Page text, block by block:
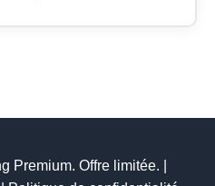
Premium. Offre limitée. |